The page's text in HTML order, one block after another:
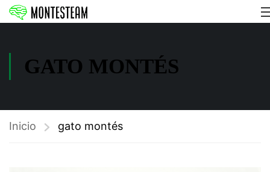
GATO MONTÉS
Inicio gato montés